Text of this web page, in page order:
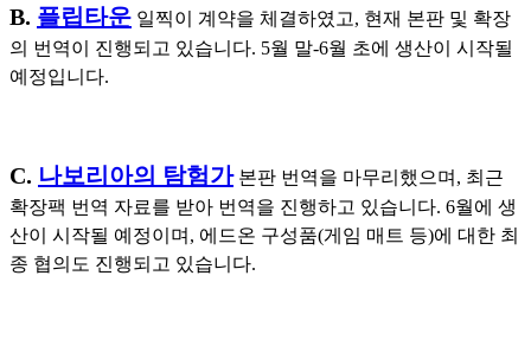
B. 플립타운 일찍이 계약을 체결하였고, 현재 본판 및 확장
의 번역이 진행되고 있습니다. 5월 말-6월 초에 생산이 시작될
예정입니다.
C. 나보리아의 탐험가본판 번역을 마무리했으며, 최근
확장팩 번역 자료를 받아 번역을 진행하고 있습니다. 6월에 생
산이 시작될 예정이며, 에드온 구성품(게임 매트 등)에 대한 최
종 협의도 진행되고 있습니다.